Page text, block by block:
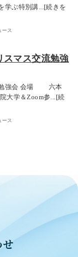
学ぶ特別講...[続きを
ース
スマス交流勉強
勉強会 会場 六本
大学＆Zoom参...[続
ース
せ